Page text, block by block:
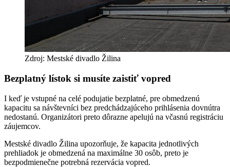
Zdroj: Mestské divadlo Žilina
Bezplatný lístok si musíte zaistiť vopred
I keď je vstupné na celé podujatie bezplatné, pre obmedzenú
kapacitu sa návštevníci bez predchádzajúceho prihlásenia dovnútra
nedostanú. Organizátori preto dôrazne apelujú na včasnú registráciu
záujemcov.
Mestské divadlo Žilina upozorňuje, že kapacita jednotlivých
prehliadok je obmedzená na maximálne 30 osôb, preto je
bezpodmienečne potrebná rezervácia vopred.